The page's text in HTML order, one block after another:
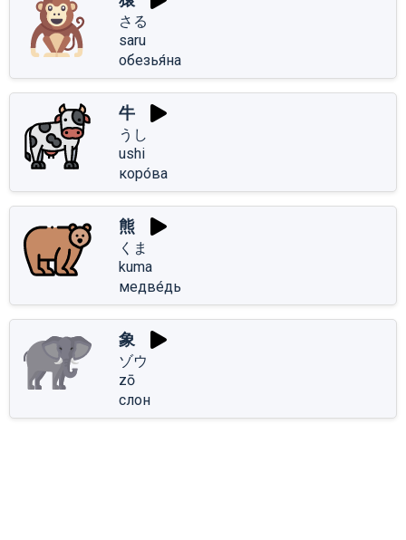
さる
saru
обезья́на
牛
うし
ushi
коро́ва
熊
くま
kuma
медве́дь
象
ゾウ
zō
слон